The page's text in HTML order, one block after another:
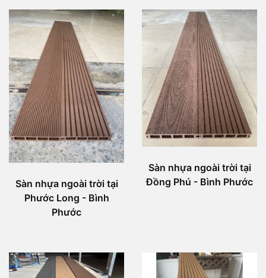
Sàn nhựa ngoài trời tại
Phước Long - Bình
Phước
Sàn nhựa ngoài trời tại
Đồng Phú - Bình Phước